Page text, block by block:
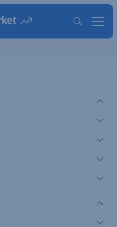
nevű szolgáltatást indít,